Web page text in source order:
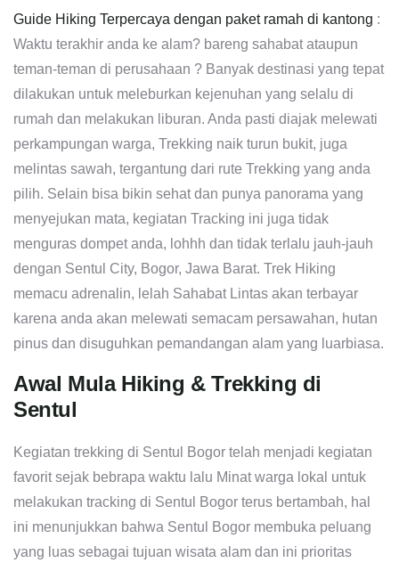
Guide Hiking Terpercaya dengan paket ramah di kantong :
Waktu terakhir anda ke alam? bareng sahabat ataupun
teman-teman di perusahaan ? Banyak destinasi yang tepat
dilakukan untuk meleburkan kejenuhan yang selalu di
rumah dan melakukan liburan. Anda pasti diajak melewati
perkampungan warga, Trekking naik turun bukit, juga
melintas sawah, tergantung dari rute Trekking yang anda
pilih. Selain bisa bikin sehat dan punya panorama yang
menyejukan mata, kegiatan Tracking ini juga tidak
menguras dompet anda, lohhh dan tidak terlalu jauh-jauh
dengan Sentul City, Bogor, Jawa Barat. Trek Hiking
memacu adrenalin, lelah Sahabat Lintas akan terbayar
karena anda akan melewati semacam persawahan, hutan
pinus dan disuguhkan pemandangan alam yang luarbiasa.
Awal Mula Hiking & Trekking di
Sentul
Kegiatan trekking di Sentul Bogor telah menjadi kegiatan
favorit sejak bebrapa waktu lalu Minat warga lokal untuk
melakukan tracking di Sentul Bogor terus bertambah, hal
ini menunjukkan bahwa Sentul Bogor membuka peluang
yang luas sebagai tujuan wisata alam dan ini prioritas